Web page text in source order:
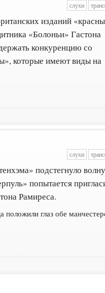
слухи
изданий
«Болоньи» Гастона
конкуренцию со
которые имеют виды на
слухи
подстегнуло волну
попытается
Рамиреса.
глаз обе